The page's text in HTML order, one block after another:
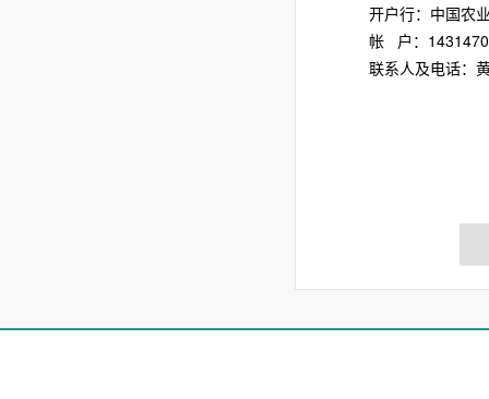
开户行：中国农
帐 户：
联系人及电话：